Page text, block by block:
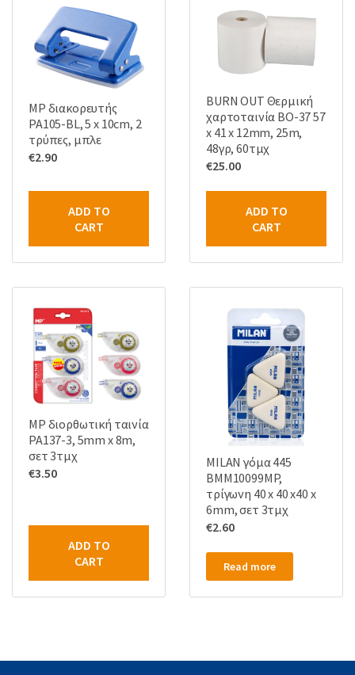
MP διακορευτής
PA105-BL, 5 x 10cm, 2
τρύπες, μπλε
€2.90
ADD TO
CART
BURN OUT Θερμική
χαρτοταινία BO-37 57
x 41 x 12mm, 25m,
48γρ, 60τμχ
€25.00
ADD TO
CART
MP διορθωτική ταινία
PA137-3, 5mm x 8m,
σετ 3τμχ
€3.50
ADD TO
CART
MILAN γόμα 445
BMM10099MP,
τρίγωνη 40 x 40 x40 x
6mm, σετ 3τμχ
€2.60
Read more